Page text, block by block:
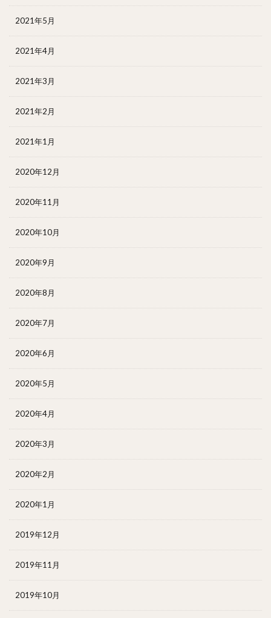
2021年5月
2021年4月
2021年3月
2021年2月
2021年1月
2020年12月
2020年11月
2020年10月
2020年9月
2020年8月
2020年7月
2020年6月
2020年5月
2020年4月
2020年3月
2020年2月
2020年1月
2019年12月
2019年11月
2019年10月